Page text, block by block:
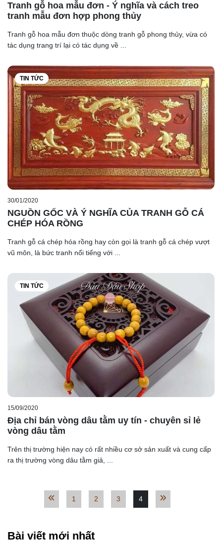
Tranh gỗ hoa mẫu đơn - Ý nghĩa và cách treo
tranh mẫu đơn hợp phong thủy
Tranh gỗ hoa mẫu đơn thuộc dòng tranh gỗ phong thủy, vừa có
tác dụng trang trí lại có tác dụng về ...
TIN TỨC
30/01/2020
NGUỒN GỐC VÀ Ý NGHĨA CỦA TRANH GỖ CÁ
CHÉP HÓA RỒNG
Tranh gỗ cá chép hóa rồng hay còn gọi là tranh gỗ cá chép vượt
vũ môn, là bức tranh nổi tiếng với ...
TIN TỨC
15/09/2020
Địa chỉ bán vòng dâu tằm uy tín - chuyên sỉ lẻ
vòng dâu tằm
Trên thị trường hiện nay có rất nhiều cơ sở sản xuất và cung cấp
ra thị trường vòng dâu tằm giả, ...
1 2 3 4
Bài viết mới nhất